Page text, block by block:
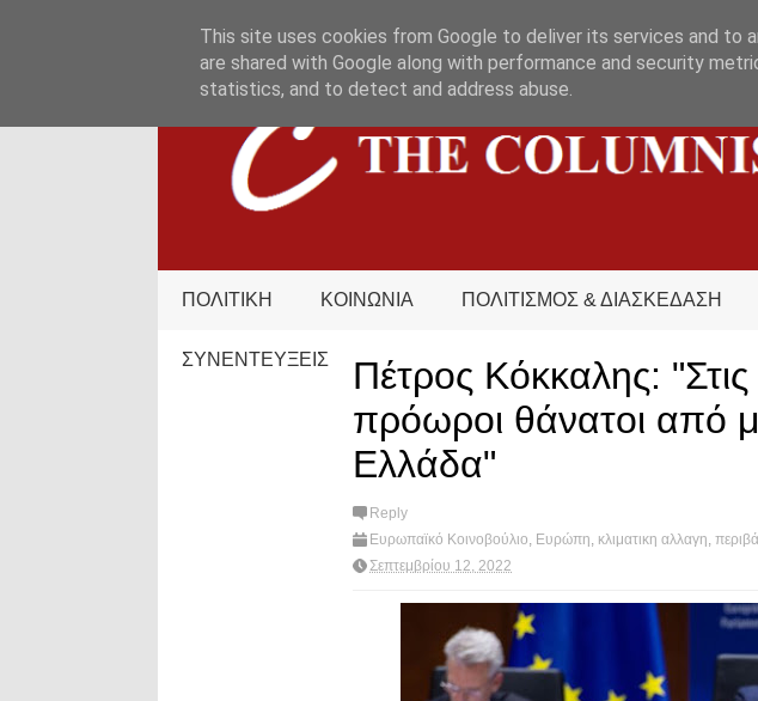
ΠΟΛΙΤΙΚΗ ΚΟΙΝΩΝΙΑ ΠΟΛΙΤΙΣΜΟΣ & ΔΙΑΣΚΕΔΑΣΗ
ΣΥΝΕΝΤΕΥΞΕΙΣ
Πέτρος Κόκκαλης:
πρόωροι θάνατοι από
Ελλάδα"
Reply
Ευρωπαϊκό Κοινοβούλιο Ευρώπη κλιματικη αλλαγη
Σεπτεμβρίου 12, 2022
This site uses cookies from Google to deliver its services and to
are shared with Google along with performance and security
statistics, and to detect and address abuse.